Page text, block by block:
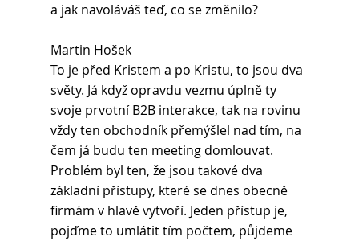
a jak navoláváš teď, co se změnilo?
Martin Hošek
To je před Kristem a po Kristu, to jsou dva
světy. Já když opravdu vezmu úplně ty
svoje prvotní B2B interakce, tak na rovinu
vždy ten obchodník přemýšlel nad tím, na
čem já budu ten meeting domlouvat.
Problém byl ten, že jsou takové dva
základní přístupy, které se dnes obecně
firmám v hlavě vytvoří. Jeden přístup je,
pojďme to umlátit tím počtem, půjdeme